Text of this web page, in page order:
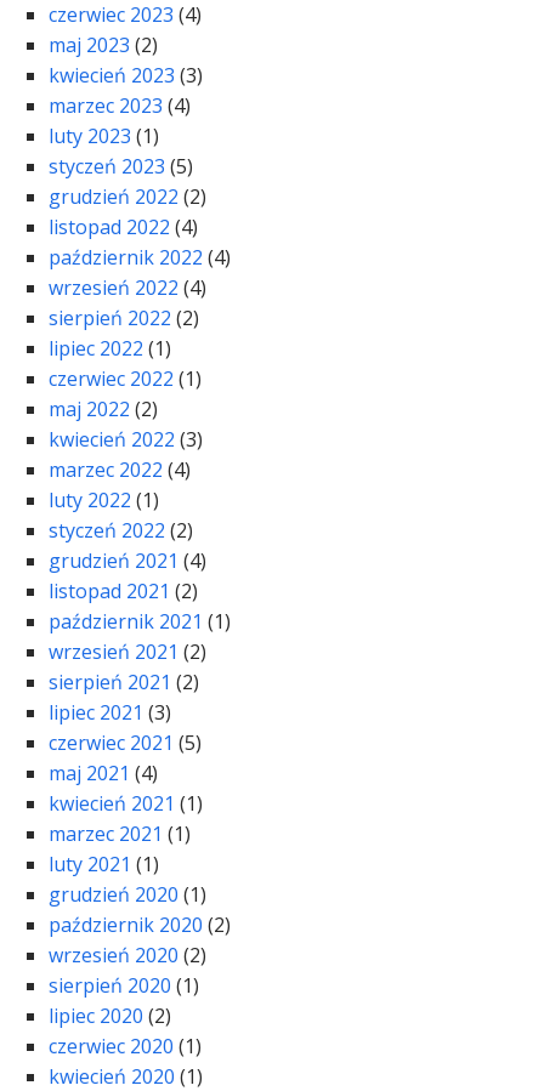
czerwiec 2023 (4)
maj 2023 (2)
kwiecień 2023 (3)
marzec 2023 (4)
luty 2023 (1)
styczeń 2023 (5)
grudzień 2022 (2)
listopad 2022 (4)
październik 2022 (4)
wrzesień 2022 (4)
sierpień 2022 (2)
lipiec 2022 (1)
czerwiec 2022 (1)
maj 2022 (2)
kwiecień 2022 (3)
marzec 2022 (4)
luty 2022 (1)
styczeń 2022 (2)
grudzień 2021 (4)
listopad 2021 (2)
październik 2021 (1)
wrzesień 2021 (2)
sierpień 2021 (2)
lipiec 2021 (3)
czerwiec 2021 (5)
maj 2021 (4)
kwiecień 2021 (1)
marzec 2021 (1)
luty 2021 (1)
grudzień 2020 (1)
październik 2020 (2)
wrzesień 2020 (2)
sierpień 2020 (1)
lipiec 2020 (2)
czerwiec 2020 (1)
kwiecień 2020 (1)